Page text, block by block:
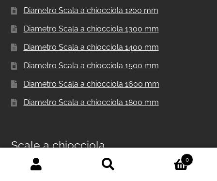
Diametro Scala a chiocciola 1200 mm
Diametro Scala a chiocciola 1300 mm
Diametro Scala a chiocciola 1400 mm
Diametro Scala a chiocciola 1500 mm
Diametro Scala a chiocciola 1600 mm
Diametro Scala a chiocciola 1800 mm
Scale a chiocciola
0